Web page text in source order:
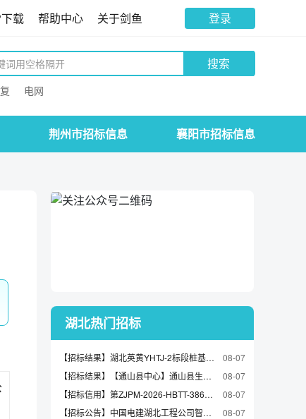
载 帮助中心 关于剑鱼 登录
搜索
电网
荆州市招标信息 襄阳市招标信息
湖北热门招标
【招标结果】湖北英黄YHTJ-2标段桩基工程劳务合作招标（YHTJ2-2分段）候选人公示
08-07
【招标结果】【通山县中心】通山县生态大棚农业种植示范项目（EPC）评标结果公示(标段编号HBTS-202607QG-001001001)
08-07
【招标信用】第ZJPM-2026-HBTT-386期中国铁塔荆门市分公司2026年7月第三批废旧物资（小件物资）拍卖公告
08-07
【招标公告】中国电建湖北工程公司智慧能源公司项目温振一体检测装置研发服务采购项目公开谈判采购公告
08-07